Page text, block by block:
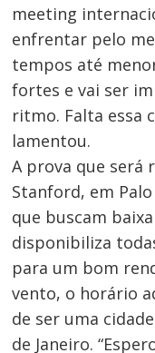
meeting
enfrentar pelo
tempos até
fortes e vai ser
ritmo. Falta essa
lamentou.
A prova que será
Stanford, em
que buscam
disponibiliza
para um bom
vento, o horário
de ser uma
de Janeiro.
Navegação
de
Post